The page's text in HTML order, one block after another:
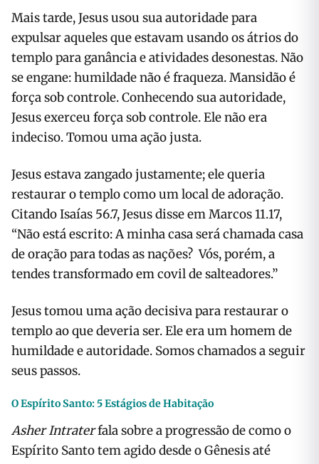
Mais tarde, Jesus usou sua autoridade para
expulsar aqueles que estavam usando os átrios do
templo para ganância e atividades desonestas. Não
se engane: humildade não é fraqueza. Mansidão é
força sob controle. Conhecendo sua autoridade,
Jesus exerceu força sob controle. Ele não era
indeciso. Tomou uma ação justa.
Jesus estava zangado justamente; ele queria
restaurar o templo como um local de adoração.
Citando Isaías 56.7, Jesus disse em Marcos 11.17,
“Não está escrito: A minha casa será chamada casa
de oração para todas as nações? Vós, porém, a
tendes transformado em covil de salteadores.”
Jesus tomou uma ação decisiva para restaurar o
templo ao que deveria ser. Ele era um homem de
humildade e autoridade. Somos chamados a seguir
seus passos.
O Espírito Santo: 5 Estágios de Habitação
Asher Intraterfala sobre a progressão de como o
Espírito Santo tem agido desde o Gênesis até